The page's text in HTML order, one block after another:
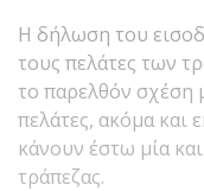
Η δήλωση του
τους πελάτες των
το παρελθόν σχέση
πελάτες, ακόμα και
κάνουν έστω μία
τράπεζας.